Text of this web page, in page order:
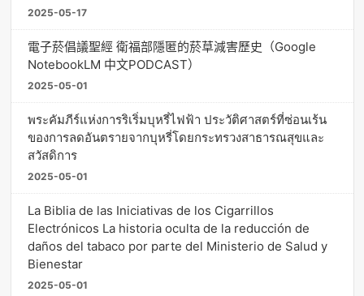
2025-05-17
電子菸倡議聖經 衛福部隱匿的菸草減害歷史（Google
NotebookLM 中文PODCAST）
2025-05-01
พระคัมภีร์แห่งการริเริ่มบุหรี่ไฟฟ้า ประวัติศาสตร์ที่ซ่อนเร้น
ของการลดอันตรายจากบุหรี่โดยกระทรวงสาธารณสุขและ
สวัสดิการ
2025-05-01
La Biblia de las Iniciativas de los Cigarrillos
Electrónicos La historia oculta de la reducción de
daños del tabaco por parte del Ministerio de Salud y
Bienestar
2025-05-01